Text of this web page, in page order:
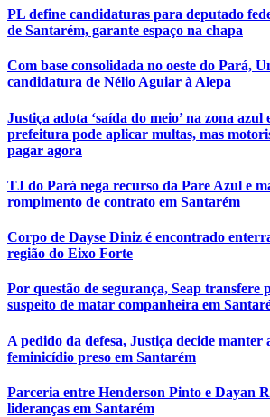
PL define candidaturas para deputado
de Santarém, garante espaço na chapa
Com base consolidada no oeste do Pará,
candidatura de Nélio Aguiar à Alepa
Justiça adota ‘saída do meio’ na zona azul
prefeitura pode aplicar multas, mas
pagar agora
TJ do Pará nega recurso da Pare Azul e
rompimento de contrato em Santarém
Corpo de Dayse Diniz é encontrado
região do Eixo Forte
Por questão de segurança, Seap transfere
suspeito de matar companheira em
A pedido da defesa, Justiça decide manter
feminicídio preso em Santarém
Parceria entre Henderson Pinto e Dayan
lideranças em Santarém